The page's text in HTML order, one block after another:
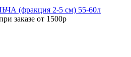
заказе от 1500р